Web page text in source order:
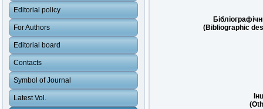
Editorial policy
For Authors
Editorial board
Contacts
Symbol of Journal
Latest Vol.
(Bibliographic